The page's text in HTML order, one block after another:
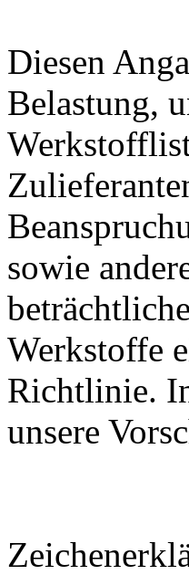
Diesen
Belastung,
sowie
Werkstoffe
Richtlinie.
unsere